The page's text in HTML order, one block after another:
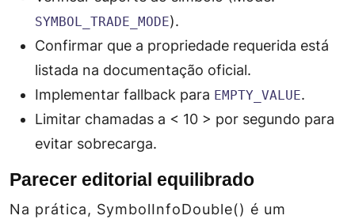
SYMBOL_TRADE_MODE).
Confirmar que a propriedade requerida está
listada na documentação oficial.
Implementar fallback para EMPTY_VALUE.
Limitar chamadas a < 10 > por segundo para
evitar sobrecarga.
Parecer editorial equilibrado
Na prática, SymbolInfoDouble() é um